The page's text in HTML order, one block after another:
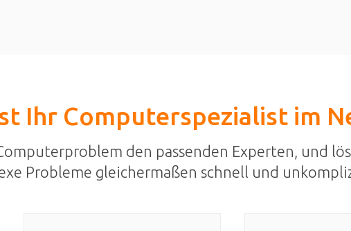
Ihr Computerspezialist im
den passenden Experten, und
Probleme gleichermaßen schnell und